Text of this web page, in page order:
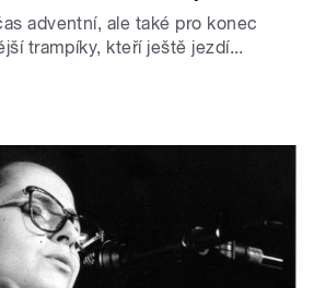
adventní, ale také pro konec
trampíky, kteří ještě jezdí...